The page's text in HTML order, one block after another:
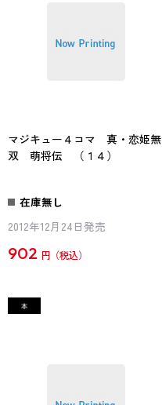
マジキュー４コマ 真・恋姫無
双 萌将伝 （１４）
在庫無し
2012年12月24日発売
902 円